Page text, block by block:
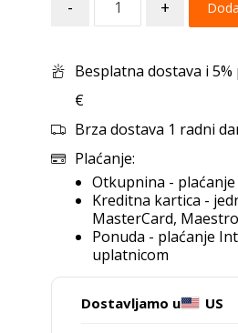
- +
Besplatna dostava i
€
Brza dostava 1 radni
Plaćanje:
Otkupnina -
Kreditna kartica -
MasterCard,
Ponuda - plaćanje
uplatnicom
Dostavljamo u US